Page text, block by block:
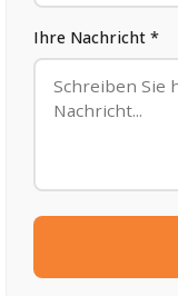
Ihre Nachricht *